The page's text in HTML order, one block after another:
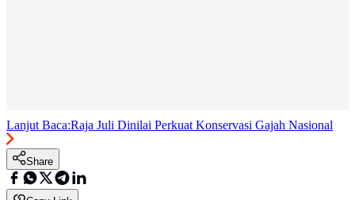
Lanjut Baca:Raja Juli Dinilai Perkuat Konservasi Gajah Nasional
Share